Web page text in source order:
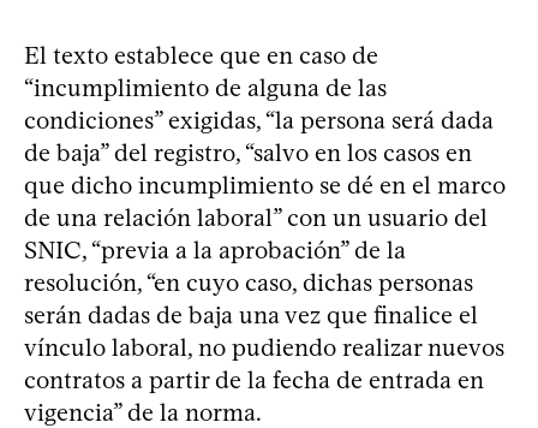
El texto establece que en caso de
“incumplimiento de alguna de las
condiciones” exigidas, “la persona será dada
de baja” del registro, “salvo en los casos en
que dicho incumplimiento se dé en el marco
de una relación laboral” con un usuario del
SNIC, “previa a la aprobación” de la
resolución, “en cuyo caso, dichas personas
serán dadas de baja una vez que finalice el
vínculo laboral, no pudiendo realizar nuevos
contratos a partir de la fecha de entrada en
vigencia” de la norma.